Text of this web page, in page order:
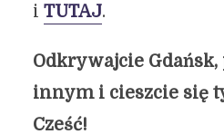
i TUTAJ.
Odkrywajcie Gdańsk,
innym i cieszcie się
Cześć!